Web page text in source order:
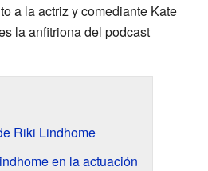
a la actriz y comediante Kate
la anfitriona del podcast
Riki Lindhome
en la actuación